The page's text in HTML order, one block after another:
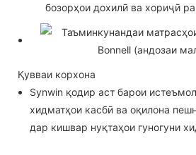
бозорҳои дохилӣ ва хориҷӣ
Қувваи корхона
Synwin қодир аст барои
хидматҳои касбӣ ва оқилона
дар кишвар нуқтаҳои гуногуни